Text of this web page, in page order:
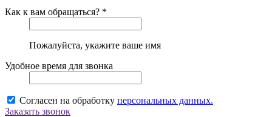
Как к вам обращаться? *
Пожалуйста, укажите ваше имя
Удобное время для звонка
Согласен на обработку персональных данных.
Заказать звонок